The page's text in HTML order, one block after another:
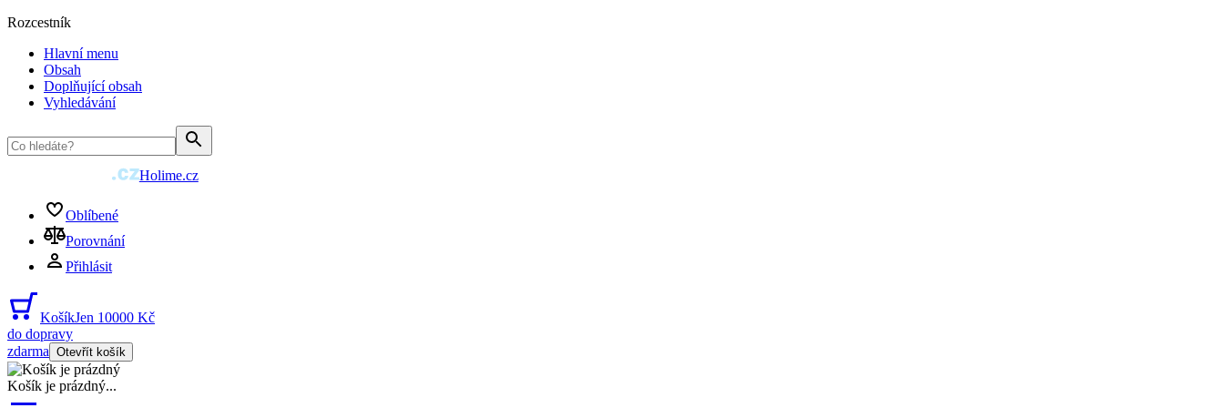
Rozcestník
Hlavní menu
Obsah
Doplňující obsah
Vyhledávání
Holime.cz
Oblíbené
Porovnání
Přihlásit
KošíkJen 10000 Kč
do dopravy
zdarma Otevřít košík
Košík je prázdný...